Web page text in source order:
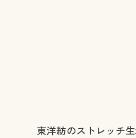
東洋紡のストレッチ